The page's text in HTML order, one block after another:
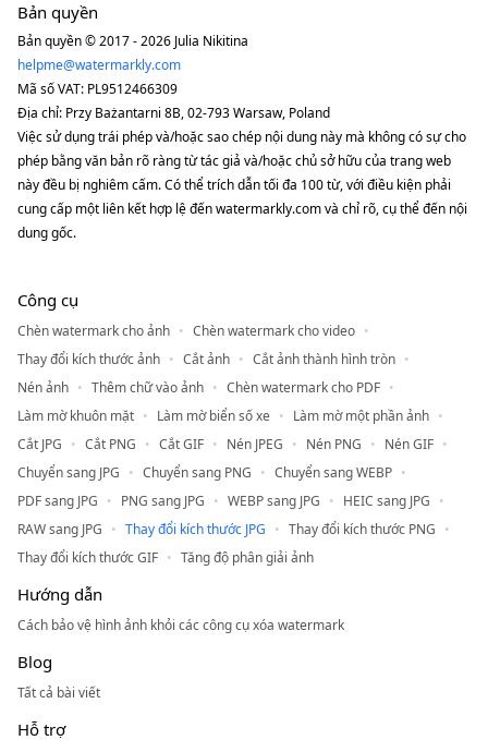
Bản quyền
Bản quyền © 2017 - 2026 Julia Nikitina
helpme@watermarkly.com
Mã số VAT: PL9512466309
Địa chỉ: Przy Bażantarni 8B, 02-793 Warsaw, Poland
Việc sử dụng trái phép và/hoặc sao chép nội dung này mà không có sự cho
phép bằng văn bản rõ ràng từ tác giả và/hoặc chủ sở hữu của trang web
này đều bị nghiêm cấm. Có thể trích dẫn tối đa 100 từ, với điều kiện phải
cung cấp một liên kết hợp lệ đến watermarkly.com và chỉ rõ, cụ thể đến nội
dung gốc.
Công cụ
Chèn watermark cho ảnh
Chèn watermark cho video
Thay đổi kích thước ảnh
Cắt ảnh
Cắt ảnh thành hình tròn
Nén ảnh
Thêm chữ vào ảnh
Chèn watermark cho PDF
Làm mờ khuôn mặt
Làm mờ biển số xe
Làm mờ một phần ảnh
Cắt JPG
Cắt PNG Cắt GIF Nén JPEG Nén PNG
Nén GIF
Chuyển sang JPG
Chuyển sang PNG
Chuyển sang WEBP
PDF sang JPG
PNG sang JPG WEBP sang JPG
HEIC sang JPG
RAW sang JPG
Thay đổi kích thước JPG
Thay đổi kích thước PNG
Thay đổi kích thước GIF
Tăng độ phân giải ảnh
Hướng dẫn
Cách bảo vệ hình ảnh khỏi các công cụ xóa watermark
Blog
Tất cả bài viết
Hỗ trợ